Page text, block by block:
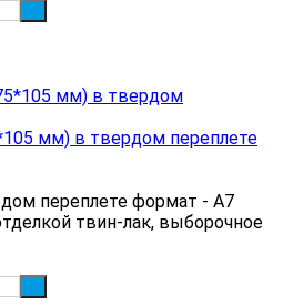
мм) в твердом переплете
переплете формат - А7
твин-лак, выборочное